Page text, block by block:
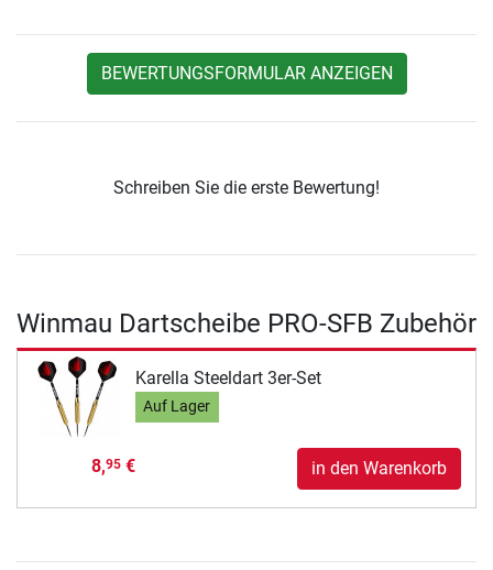
BEWERTUNGSFORMULAR ANZEIGEN
Schreiben Sie die erste Bewertung!
Winmau Dartscheibe PRO-SFB Zubehör
Karella Steeldart 3er-Set
Auf Lager
8,95€ in den Warenkorb